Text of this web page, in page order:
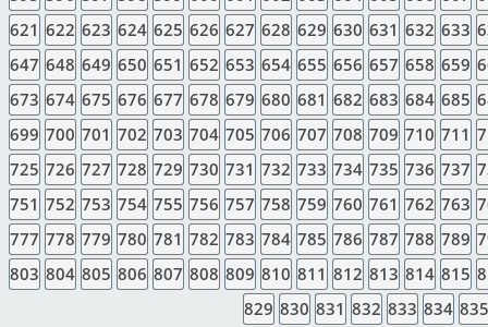
621 622 623 624 625 626 627 628 629 630 631 632 633
647 648 649 650 651 652 653 654 655 656 657 658 659
673 674 675 676 677 678 679 680 681 682 683 684 685
699 700 701 702 703 704 705 706 707 708 709 710 711
725 726 727 728 729 730 731 732 733 734 735 736 737
751 752 753 754 755 756 757 758 759 760 761 762 763
777 778 779 780 781 782 783 784 785 786 787 788 789
803 804 805 806 807 808 809 810 811 812 813 814 815
829 830 831 832 833 834 835